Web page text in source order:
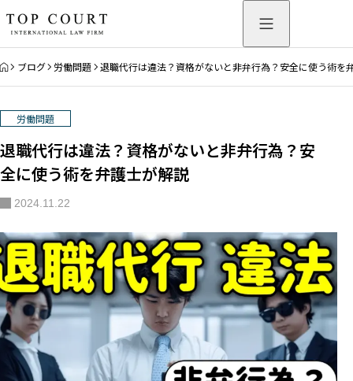
HOME
ブログ 労働問題 退職代行は違法？資格がないと非弁行為？安全に使う術を
労働問題
退職代行は違法？資格がないと非弁行為？安
全に使う術を弁護士が解説
2024.11.22